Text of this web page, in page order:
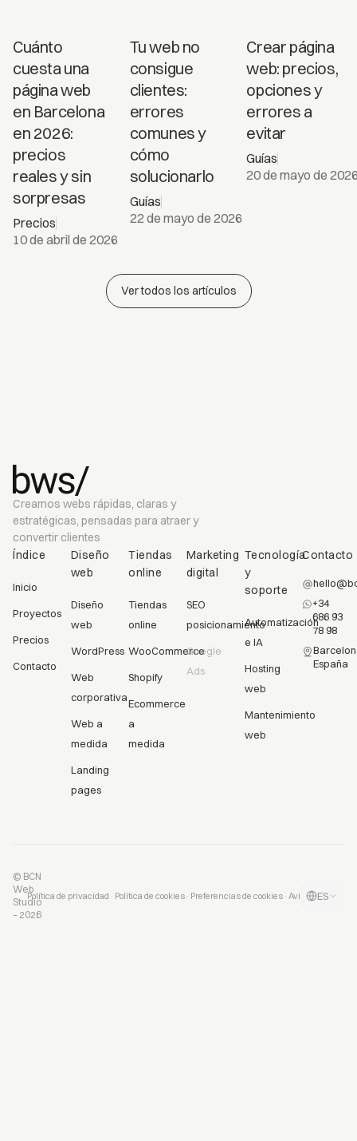
Cuánto
cuesta
una
página
web en
Barcelona
en 2026
Cuánto
cuesta una
página web
en Barcelona
en 2026:
precios
reales y sin
sorpresas
Precios
10 de abril de 2026
Tu web no
consigue
clientes:
errores
comunes y
cómo
solucionarlo
Guías
22 de mayo de 2026
Crear página
web: precios,
opciones y
errores a
evitar
Guías
20 de mayo de
Ver todos los artículos
Creamos webs rápidas, claras y
estratégicas, pensadas para atraer y
convertir clientes
Índice
Inicio
Proyectos
Precios
Contacto
Diseño
web
Diseño
web
WordPress
Web
corporativa
Web a
medida
Landing
pages
Tiendas
online
Tiendas
online
WooCommerce
Shopify
Ecommerce
a
medida
Marketing
digital
SEO
posicionamiento
Google
Ads
Tecnología
y
soporte
Automatización
e IA
Hosting
web
Mantenimiento
web
Contacto
+34
686 93
78 98
España
© BCN
Web
Studio
– 2026
Política de privacidad · Política de cookies · Preferencias de cookies · Aviso legal
ES